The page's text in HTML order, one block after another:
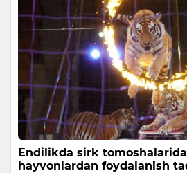
Endilikda sirk
hayvonlardan foydalanish